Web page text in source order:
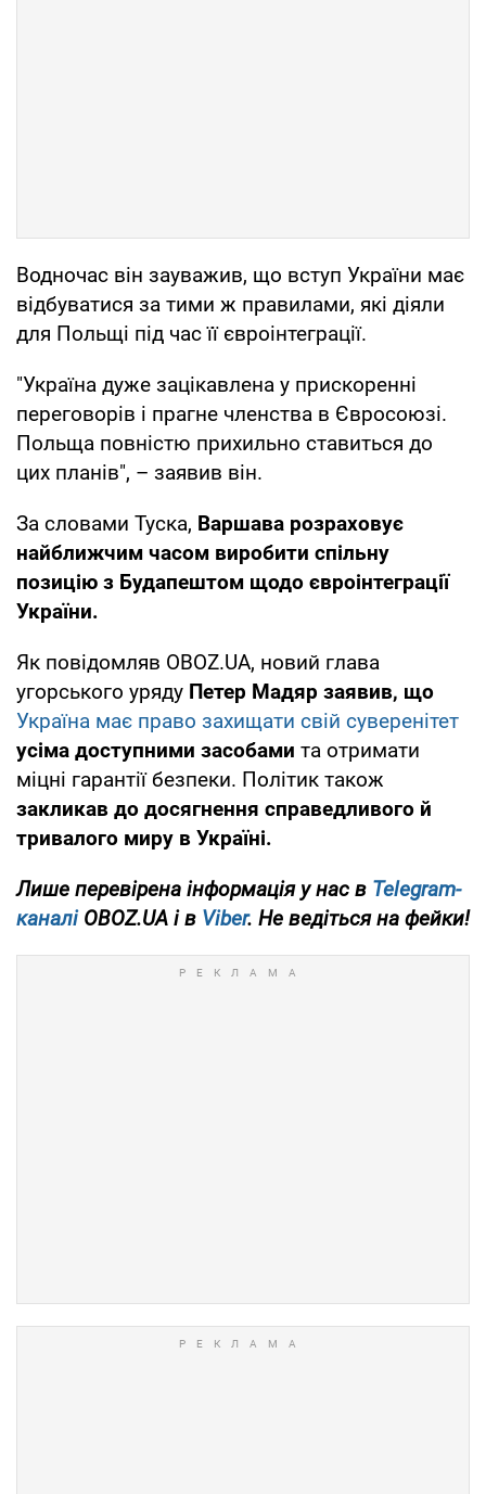
Водночас він зауважив, що вступ України має
відбуватися за тими ж правилами, які діяли
для Польщі під час її євроінтеграції.
"Україна дуже зацікавлена у прискоренні
переговорів і прагне членства в Євросоюзі.
Польща повністю прихильно ставиться до
цих планів", – заявив він.
За словами Туска, Варшава розраховує
найближчим часом виробити спільну
позицію з Будапештом щодо євроінтеграції
України.
Як повідомляв OBOZ.UA, новий глава
угорського уряду Петер Мадяр заявив, що
Україна має право захищати свій суверенітет
усіма доступними засобами та отримати
міцні гарантії безпеки. Політик також
закликав до досягнення справедливого й
тривалого миру в Україні.
Лише перевірена інформація у нас в Telegram-
каналіOBOZ.UA і в Viber. Не ведіться на фейки!